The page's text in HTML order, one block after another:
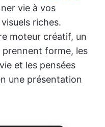
vie à vos
riches.
moteur créatif, un
prennent forme, les
et les pensées
une présentation